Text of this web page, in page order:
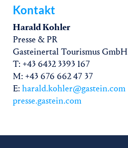
Kontakt
Harald Kohler
Presse & PR
Gasteinertal Tourismus GmbH
T: +43 6432 3393 167
M: +43 676 662 47 37
E: harald.kohler@gastein.com
presse.gastein.com